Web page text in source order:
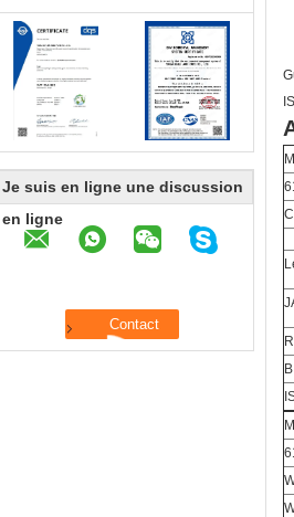
Je suis en ligne une discussion
en ligne